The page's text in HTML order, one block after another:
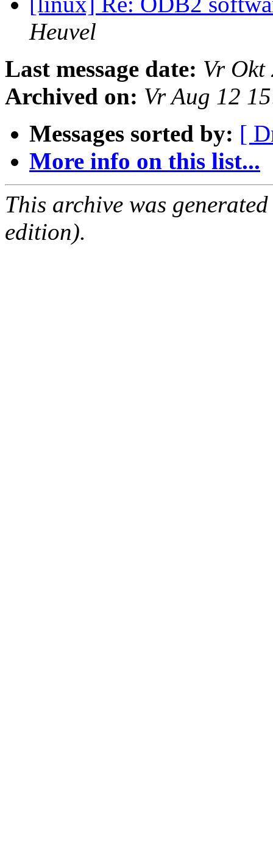
Heuvel
Last message date: Vr Okt
Archived on: Vr Aug 12
Messages sorted by: [
More info on this list...
This archive was
edition).